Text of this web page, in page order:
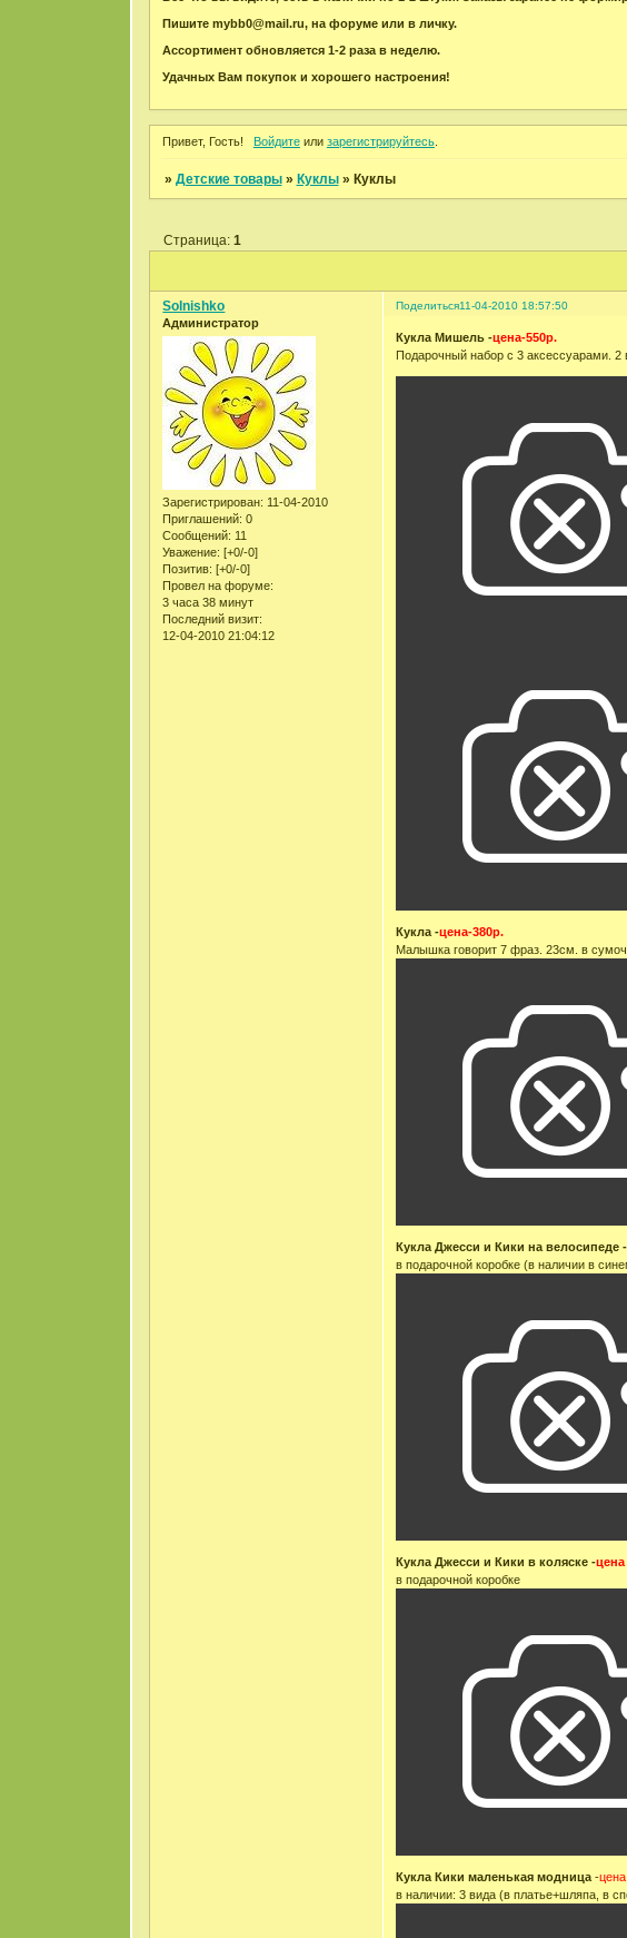
Пишите mybb0@mail.ru, на форуме или в личку.
Ассортимент обновляется 1-2 раза в неделю.
Удачных Вам покупок и хорошего настроения!
Привет, Гость! Войдитеили зарегистрируйтесь.
» Детские товары » Куклы » Куклы
Страница: 1
Поделиться11-04-2010 18:57:50
Solnishko
Администратор
Зарегистрирован: 11-04-2010
Приглашений: 0
Сообщений: 11
Уважение: [+0/-0]
Позитив: [+0/-0]
Провел на форуме:
3 часа 38 минут
Последний визит:
12-04-2010 21:04:12
Кукла Мишель -цена-550р.
Подарочный набор с 3 аксессуарами. 2
Кукла -цена-380р.
Малышка говорит 7 фраз. 23см. в
Кукла Джесси и Кики на велосипеде -
в подарочной коробке (в наличии в
Кукла Джесси и Кики в коляске -цена
в подарочной коробке
Кукла Кики маленькая модница -цена
в наличии: 3 вида (в платье+шляпа, в